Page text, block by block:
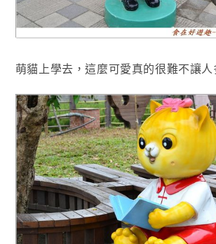
萌貓上學去，這麼可愛真的很難不讓人